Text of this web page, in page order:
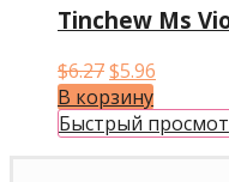
Tinchew Ms
$6.27
цена
составляла
$5.96
$5.96.
В корзину
Быстрый